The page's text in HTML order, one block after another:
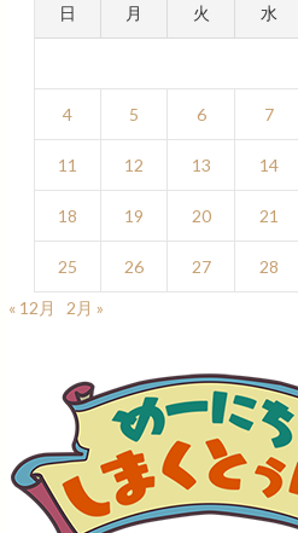
日 月 火 水
4 5 6 7
11 12 13 14
18 19 20 21
25 26 27 28
« 12月
2月 »